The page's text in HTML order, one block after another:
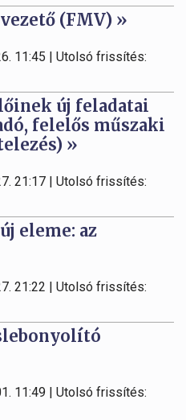
(FMV) »
11:45 | Utolsó frissítés:
új feladatai
felelős műszaki
»
21:17 | Utolsó frissítés:
eleme: az
21:22 | Utolsó frissítés:
11:49 | Utolsó frissítés: